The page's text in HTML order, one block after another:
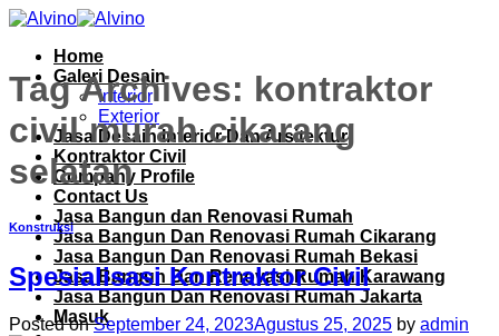
Skip
contentHome
Galeri Desain
Interior
Exterior
Jasa Desain Interior Dan Arsitektur
Kontraktor Civil
Company Profile
Contact Us
Jasa Bangun dan Renovasi Rumah
Jasa Bangun Dan Renovasi Rumah Cikarang
Jasa Bangun Dan Renovasi Rumah Bekasi
Jasa Bangun Dan Renovasi Rumah Karawang
Jasa Bangun Dan Renovasi Rumah Jakarta
Masuk
Tag Archives: kontraktor
civil murah cikarang
selatan
Konstruksi
Spesialisasi Kontraktor Civil
Posted onSeptember 24, 2023Agustus 25, 2025 by admin